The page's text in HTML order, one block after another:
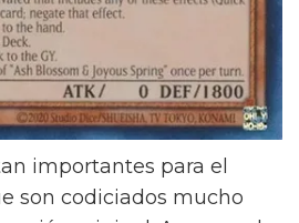
importantes para el
son codiciados mucho